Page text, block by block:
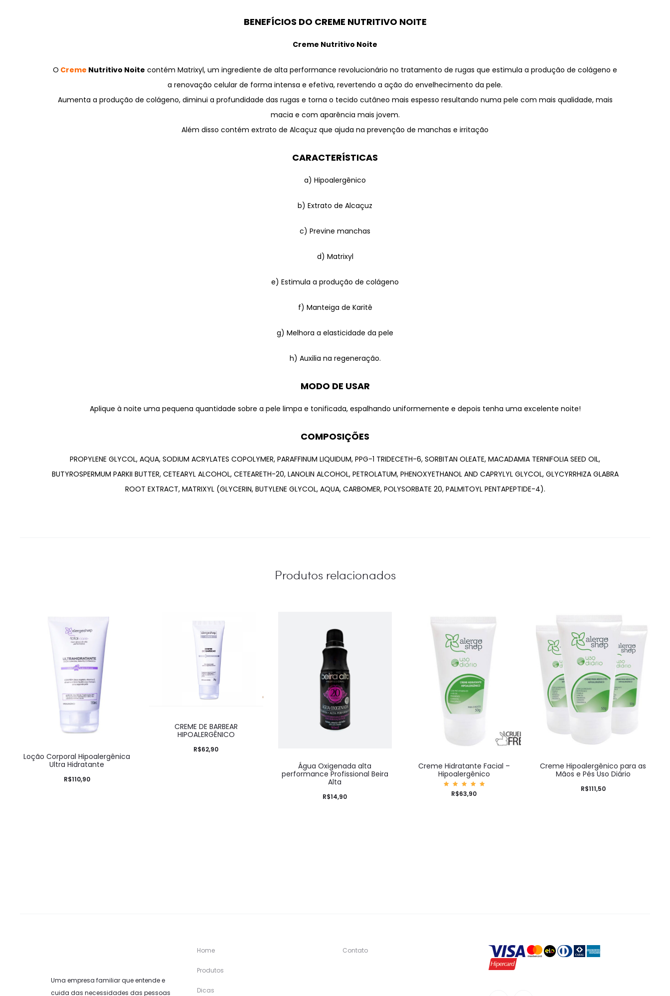
BENEFÍCIOS DO CREME NUTRITIVO NOITE
Creme Nutritivo Noite
O Creme Nutritivo Noite contém Matrixyl, um ingrediente de alta performance revolucionário no tratamento de rugas que estimula a produção de colágeno e
a renovação celular de forma intensa e efetiva, revertendo a ação do envelhecimento da pele.
Aumenta a produção de colágeno, diminui a profundidade das rugas e torna o tecido cutâneo mais espesso resultando numa pele com mais qualidade, mais
macia e com aparência mais jovem.
Além disso contém extrato de Alcaçuz que ajuda na prevenção de manchas e irritação
CARACTERÍSTICAS
a) Hipoalergênico
b) Extrato de Alcaçuz
c) Previne manchas
d) Matrixyl
e) Estimula a produção de colágeno
f) Manteiga de Karitê
g) Melhora a elasticidade da pele
h) Auxilia na regeneração.
MODO DE USAR
Aplique à noite uma pequena quantidade sobre a pele limpa e tonificada, espalhando uniformemente e depois tenha uma excelente noite!
COMPOSIÇÕES
PROPYLENE GLYCOL, AQUA, SODIUM ACRYLATES COPOLYMER, PARAFFINUM LIQUIDUM, PPG-1 TRIDECETH-6, SORBITAN OLEATE, MACADAMIA TERNIFOLIA SEED OIL,
BUTYROSPERMUM PARKII BUTTER, CETEARYL ALCOHOL, CETEARETH-20, LANOLIN ALCOHOL, PETROLATUM, PHENOXYETHANOL AND CAPRYLYL GLYCOL, GLYCYRRHIZA GLABRA
ROOT EXTRACT, MATRIXYL (GLYCERIN, BUTYLENE GLYCOL, AQUA, CARBOMER, POLYSORBATE 20, PALMITOYL PENTAPEPTIDE-4).
Produtos relacionados
Loção Corporal Hipoalergênica
Ultra Hidratante
R$110,90
CREME DE BARBEAR
HIPOALERGÊNICO
R$62,90
Água Oxigenada alta
performance Profissional Beira
Alta
R$14,90
Creme Hidratante Facial –
Hipoalergênico
Avaliaç
ão
R$63,90
Creme Hipoalergênico para as
Mãos e Pés Uso Diário
R$111,50
Uma empresa familiar que entende e
cuida das necessidades das pessoas
Home
Produtos
Dicas
Contato